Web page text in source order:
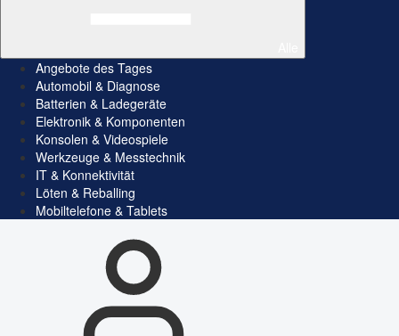
Angebote des Tages
Automobil & Diagnose
Batterien & Ladegeräte
Elektronik & Komponenten
Konsolen & Videospiele
Werkzeuge & Messtechnik
IT & Konnektivität
Löten & Reballing
Mobiltelefone & Tablets